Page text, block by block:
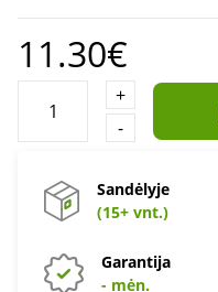
11.30€
+
-
Sandėlyje
(15+ vnt.)
Garantija
- mėn.